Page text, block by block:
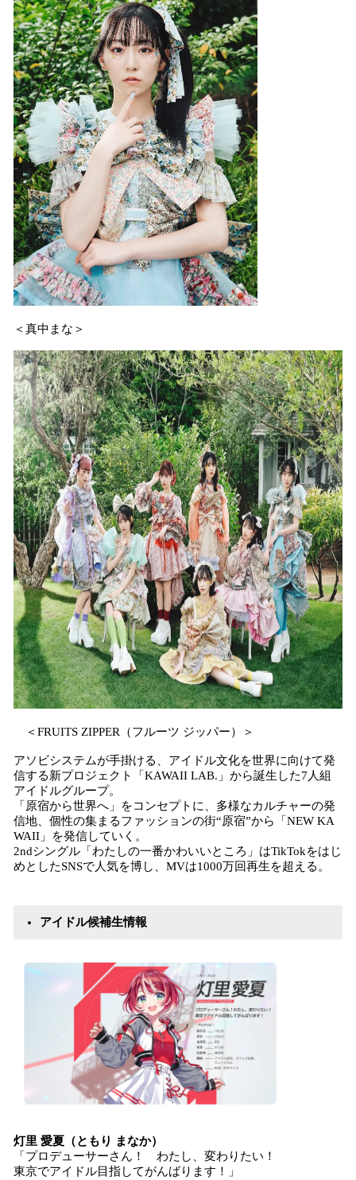
＜真中まな＞
＜FRUITS ZIPPER（フルーツ ジッパー）＞
アソビシステムが手掛ける、アイドル文化を世界に向けて発
信する新プロジェクト「KAWAII LAB.」から誕生した7人組
アイドルグループ。
「原宿から世界へ」をコンセプトに、多様なカルチャーの発
信地、個性の集まるファッションの街“原宿”から「NEW KA
WAII」を発信していく。
2ndシングル「わたしの一番かわいいところ」はTikTokをはじ
めとしたSNSで人気を博し、MVは1000万回再生を超える。
アイドル候補生情報
灯里 愛夏（ともり まなか）
「プロデューサーさん！ わたし、変わりたい！
東京でアイドル目指してがんばります！」